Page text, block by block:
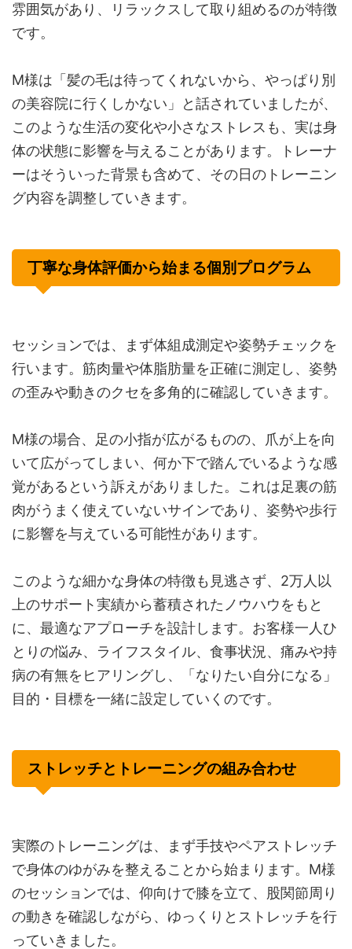
雰囲気があり、リラックスして取り組めるのが特徴
です。
M様は「髪の毛は待ってくれないから、やっぱり別
の美容院に行くしかない」と話されていましたが、
このような生活の変化や小さなストレスも、実は身
体の状態に影響を与えることがあります。トレーナ
ーはそういった背景も含めて、その日のトレーニン
グ内容を調整していきます。
丁寧な身体評価から始まる個別プログラム
セッションでは、まず体組成測定や姿勢チェックを
行います。筋肉量や体脂肪量を正確に測定し、姿勢
の歪みや動きのクセを多角的に確認していきます。
M様の場合、足の小指が広がるものの、爪が上を向
いて広がってしまい、何か下で踏んでいるような感
覚があるという訴えがありました。これは足裏の筋
肉がうまく使えていないサインであり、姿勢や歩行
に影響を与えている可能性があります。
このような細かな身体の特徴も見逃さず、2万人以
上のサポート実績から蓄積されたノウハウをもと
に、最適なアプローチを設計します。お客様一人ひ
とりの悩み、ライフスタイル、食事状況、痛みや持
病の有無をヒアリングし、「なりたい自分になる」
目的・目標を一緒に設定していくのです。
ストレッチとトレーニングの組み合わせ
実際のトレーニングは、まず手技やペアストレッチ
で身体のゆがみを整えることから始まります。M様
のセッションでは、仰向けで膝を立て、股関節周り
の動きを確認しながら、ゆっくりとストレッチを行
っていきました。